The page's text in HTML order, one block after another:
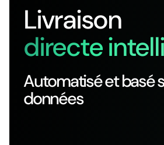
Livraison
directe
Automatisé et basé
données